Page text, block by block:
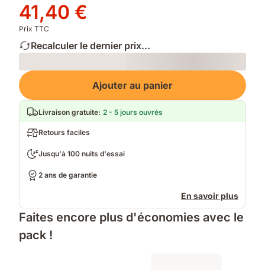
d'origine
69,00 €
Prix
41,40 €
41,40 €
Prix TTC
Recalculer le dernier prix...
Loading
Ajouter au panier
Livraison gratuite: 2 - 5 jours ouvrés
Retours faciles
Jusqu'à 100 nuits d'essai
2 ans de garantie
En savoir plus
Faites encore plus d'économies avec le
pack !